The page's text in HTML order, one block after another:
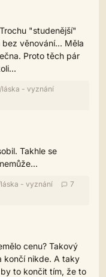
"studenější"
věnování... Měla
Proto těch pár
/láska - vyznání
Takhle se
láska - vyznání
7
cenu? Takový
končí nikde. A taky
to končit tím, že to